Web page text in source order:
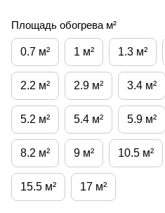
Площадь обогрева м²
0.7 м² 1 м² 1.3 м²
2.2 м² 2.9 м² 3.4 м²
5.2 м² 5.4 м² 5.9 м²
8.2 м² 9 м² 10.5 м²
15.5 м² 17 м²